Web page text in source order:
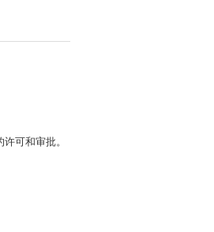
可和审批。